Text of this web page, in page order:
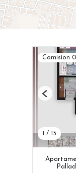
Comision
/ 15
Previous